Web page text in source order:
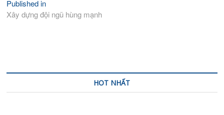
Điều
hướng
Published in
Xây dựng đội ngũ hùng mạnh
HOT NHẤT